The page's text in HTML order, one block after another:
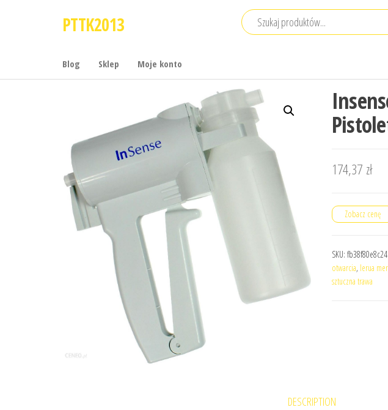
PTTK2013
Blog Sklep Moje konto
174,37 zł
Zobacz cenę
SKU: fb38f80e8c24
otwarcia, lerua
sztuczna trawa
DESCRIPTION